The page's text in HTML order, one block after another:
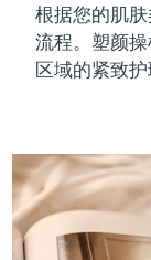
根据您的肌
流程。塑颜
区域的紧致
补水保湿
抗老
波斯尼亚和黑
文莱
加拿大
智利